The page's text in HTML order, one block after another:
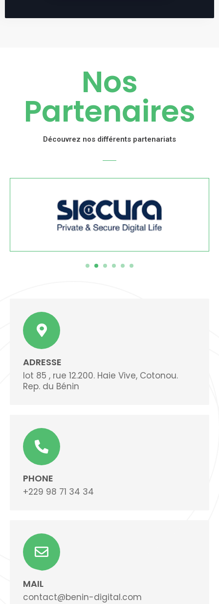
Nos
Partenaires
Découvrez nos différents partenariats
ADRESSE
lot 85 , rue 12.200. Haie Vive, Cotonou.
Rep. du Bénin
PHONE
+229 98 71 34 34
MAIL
contact@benin-digital.com